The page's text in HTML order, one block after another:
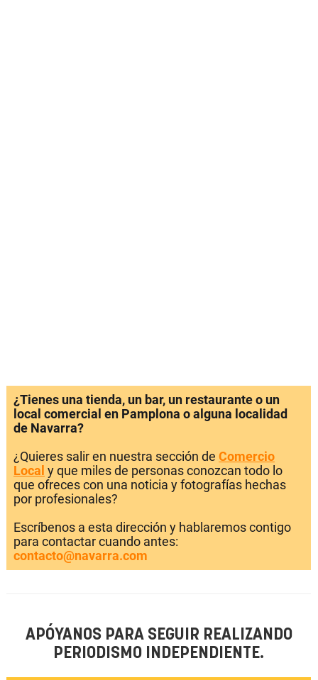
¿Tienes una tienda, un bar, un restaurante o un
local comercial en Pamplona o alguna localidad
de Navarra?
¿Quieres salir en nuestra sección de Comercio
Local y que miles de personas conozcan todo lo
que ofreces con una noticia y fotografías hechas
por profesionales?
Escríbenos a esta dirección y hablaremos contigo
para contactar cuando antes:
contacto@navarra.com
APÓYANOS PARA SEGUIR REALIZANDO
PERIODISMO INDEPENDIENTE.